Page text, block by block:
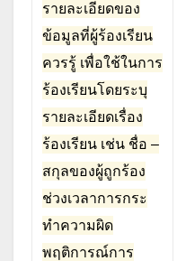
รายละเอียดของ
ข้อมูลที่ผู้ร้องเรียน
ควรรู้ เพื่อใช้ในการ
ร้องเรียนโดยระบุ
รายละเอียดเรื่อง
ร้องเรียน เช่น ชื่อ –
สกุลของผู้ถูกร้อง
ช่วงเวลาการกระ
ทำความผิด
พฤติการณ์การ